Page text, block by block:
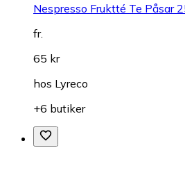
Nespresso Fruktté Te Påsar
fr.
65 kr
hos Lyreco
+6 butiker